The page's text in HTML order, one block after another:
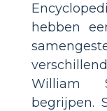
hebben
William
begrijpen.